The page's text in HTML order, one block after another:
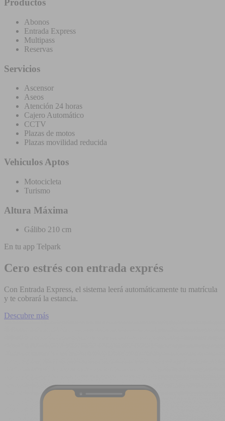
Productos
Abonos
Entrada Express
Multipass
Reservas
Servicios
Ascensor
Aseos
Atención 24 horas
Cajero Automático
CCTV
Plazas de motos
Plazas movilidad reducida
Vehiculos Aptos
Motocicleta
Turismo
Altura Máxima
Gálibo 210 cm
En tu app Telpark
Cero estrés con entrada exprés
Con Entrada Express, el sistema leerá automáticamente tu matrícula
y te cobrará la estancia.
Descubre más